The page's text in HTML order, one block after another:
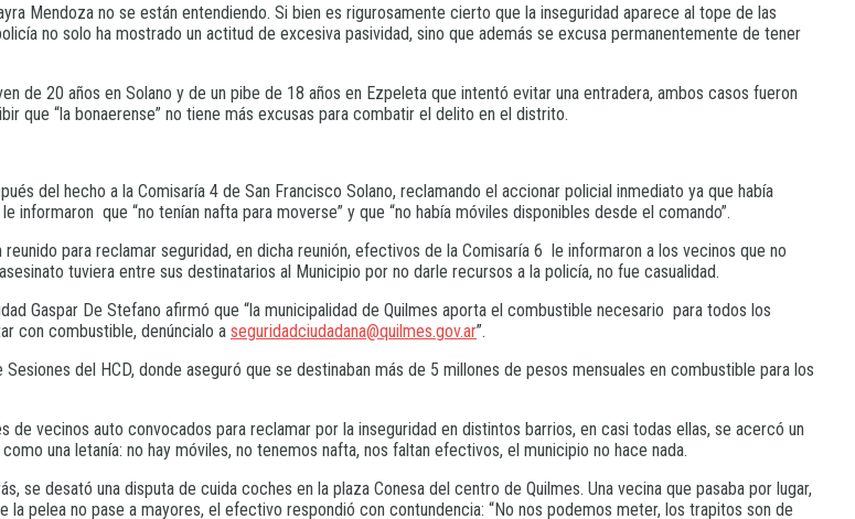
Mendoza no se están entendiendo. Si bien es rigurosamente cierto que la inseguridad aparece al tope de las
no solo ha mostrado un actitud de excesiva pasividad, sino que además se excusa permanentemente de tener
de 20 años en Solano y de un pibe de 18 años en Ezpeleta que intentó evitar una entradera, ambos casos fueron
que “la bonaerense” no tiene más excusas para combatir el delito en el distrito.
del hecho a la Comisaría 4 de San Francisco Solano, reclamando el accionar policial inmediato ya que había
que “no tenían nafta para moverse” y que “no había móviles disponibles desde el comando”.
para reclamar seguridad, en dicha reunión, efectivos de la Comisaría 6 le informaron a los vecinos que no
tuviera entre sus destinatarios al Municipio por no darle recursos a la policía, no fue casualidad.
Gaspar De Stefano afirmó que “la municipalidad de Quilmes aporta el combustible necesario para todos los
con combustible, denúncialo a seguridadciudadana@quilmes.gov.ar”.
del HCD, donde aseguró que se destinaban más de 5 millones de pesos mensuales en combustible para los
de vecinos auto convocados para reclamar por la inseguridad en distintos barrios, en casi todas ellas, se acercó un
una letanía: no hay móviles, no tenemos nafta, nos faltan efectivos, el municipio no hace nada.
se desató una disputa de cuida coches en la plaza Conesa del centro de Quilmes. Una vecina que pasaba por lugar,
pelea no pase a mayores, el efectivo respondió con contundencia: “No nos podemos meter, los trapitos son de